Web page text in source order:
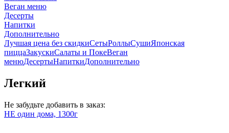
Веган меню
Десерты
Напитки
Дополнительно
Лучшая цена без скидкиСетыРоллыСушиЯпонская
пиццаЗакускиСалаты и ПокеВеган
менюДесертыНапиткиДополнительно
Легкий
Не забудьте добавить в заказ:
НЕ один дома, 1300г